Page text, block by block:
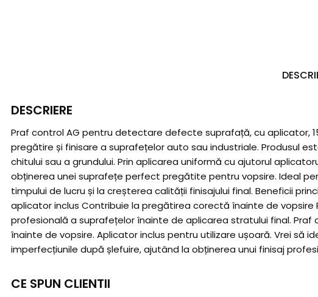
DESCRIERE
Praf control AG pentru detectare defecte suprafață, cu aplicator,
pregătire și finisare a suprafețelor auto sau industriale. Produsul
chitului sau a grundului. Prin aplicarea uniformă cu ajutorul
obținerea unei suprafețe perfect pregătite pentru vopsire. Ideal
timpului de lucru și la creșterea calității finisajului final. Beneficii
aplicator inclus Contribuie la pregătirea corectă înainte de
profesională a suprafețelor înainte de aplicarea stratului final.
înainte de vopsire. Aplicator inclus pentru utilizare ușoară. Vrei să
imperfecțiunile după șlefuire, ajutând la obținerea unui finisaj
CE SPUN CLIENTII